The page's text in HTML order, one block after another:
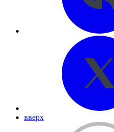
вверх